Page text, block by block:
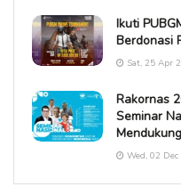
Ikuti
Berdonasi
Sat, 25 Apr
Rakornas
Seminar
Wed, 02